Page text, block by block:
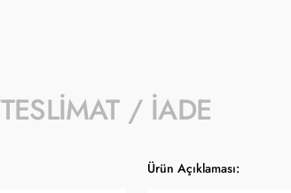
TESLIMAT / İADE
Ürün Açıklaması: